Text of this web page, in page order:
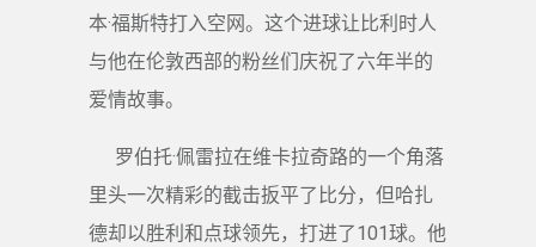
本·福斯特打入空网。这个进球让比利时人
与他在伦敦西部的粉丝们庆祝了六年半的
爱情故事。
罗伯托·佩雷拉在维卡拉奇路的一个角落
里头一次精彩的截击扳平了比分，但哈扎
德却以胜利和点球领先，打进了101球。他